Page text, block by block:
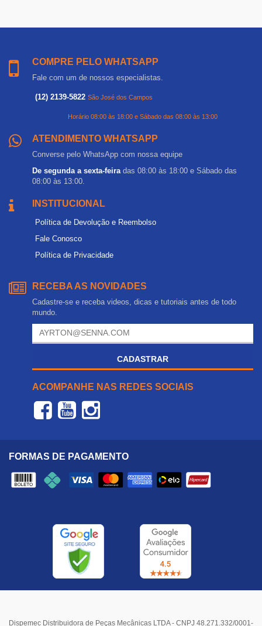
COMPRE PELO WHATSAPP
Fale com um de nossos especialistas.
(12) 2139-5822 São José dos Campos
Horário 08:00 às 18:00 e Sábado das 08:00 às 13:00
ATENDIMENTO WHATSAPP
Converse pelo WhatsApp com nossa equipe
De segunda a sexta-feira das 08:00 às 18:00 e Sábado das
08:00 às 13:00.
INSTITUCIONAL
Política de Devolução e Reembolso
Fale Conosco
Política de Privacidade
RECEBA AS NOVIDADES
Cadastre-se e receba videos, dicas e tutoriais antes de todo
mundo.
CADASTRAR
ACOMPANHE NAS REDES SOCIAIS
FORMAS DE PAGAMENTO
Dispemec Distribuidora de Peças Mecânicas LTDA - CNPJ 48.271.332/0001-